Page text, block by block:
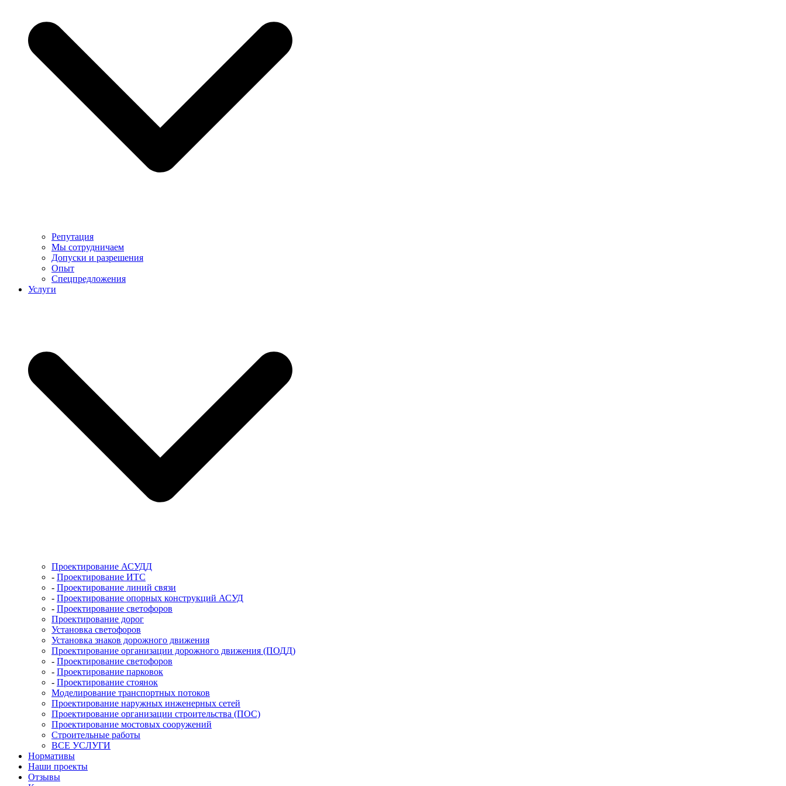
Репутация
Мы сотрудничаем
Допуски и разрешения
Опыт
Спецпредложения
Услуги
Проектирование АСУДД
- Проектирование ИТС
- Проектирование линий связи
- Проектирование опорных конструкций АСУД
- Проектирование светофоров
Проектирование дорог
Установка светофоров
Установка знаков дорожного движения
Проектирование организации дорожного движения (ПОДД)
- Проектирование светофоров
- Проектирование парковок
- Проектирование стоянок
Моделирование транспортных потоков
Проектирование наружных инженерных сетей
Проектирование организации строительства (ПОС)
Проектирование мостовых сооружений
Строительные работы
ВСЕ УСЛУГИ
Нормативы
Наши проекты
Отзывы